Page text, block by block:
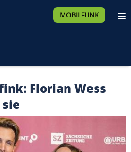
MOBILFUNK
Florian Wess